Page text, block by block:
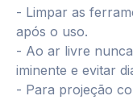
- Limpar as
após o uso.
- Ao ar livre
iminente e evitar
- Para projeção